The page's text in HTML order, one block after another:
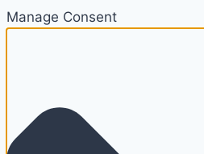
Manage Consent